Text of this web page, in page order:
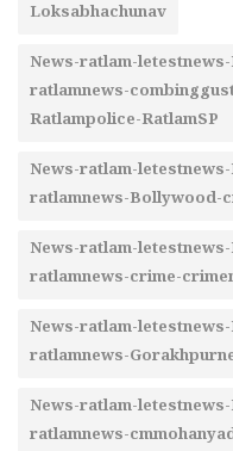
Loksabhachunav
News-ratlam-
ratlamnews-
Ratlampolice-RatlamSP
News-ratlam-
ratlamnews-Bollywood-
News-ratlam-
ratlamnews-crime-
News-ratlam-
ratlamnews-
News-ratlam-
ratlamnews-